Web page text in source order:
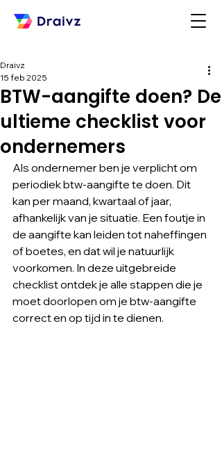
BTW-aangifte doen? De
ultieme checklist voor
ondernemers
Draivz
15 feb 2025
Als ondernemer ben je verplicht om
periodiek btw-aangifte te doen. Dit
kan per maand, kwartaal of jaar,
afhankelijk van je situatie. Een foutje in
de aangifte kan leiden tot naheffingen
of boetes, en dat wil je natuurlijk
voorkomen. In deze uitgebreide
checklist ontdek je alle stappen die je
moet doorlopen om je btw-aangifte
correct en op tijd in te dienen.